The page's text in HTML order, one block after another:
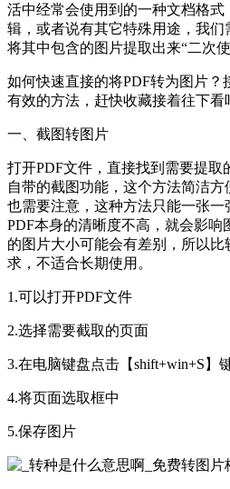
活中经常会使用到的一种文档格
辑，或者说有其它特殊用途，我
将其中包含的图片提取出来“二次使
如何快速直接的将PDF转为图片
有效的方法，赶快收藏接着往下看
一、截图转图片
打开PDF文件，直接找到需要提
自带的截图功能，这个方法简洁
也需要注意，这种方法只能一张
PDF本身的清晰度不高，就会影
的图片大小可能会有差别，所以
求，不适合长期使用。
1.可以打开PDF文件
2.选择需要截取的页面
3.在电脑键盘点击【shift+win+S】
4.将页面选取框中
5.保存图片